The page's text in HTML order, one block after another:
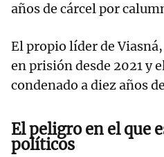
años de cárcel por
El propio líder de
en prisión desde 2021 y
condenado a diez años
El peligro en el que
políticos